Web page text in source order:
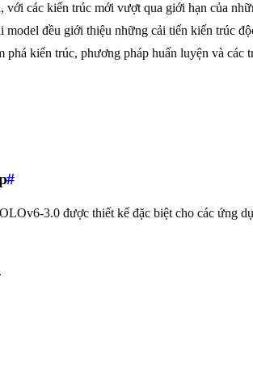
các kiến trúc mới vượt qua giới hạn của
đều giới thiệu những cải tiến kiến trúc
phá kiến trúc, phương pháp huấn luyện và
#
3.0 được thiết kế đặc biệt cho các ứng